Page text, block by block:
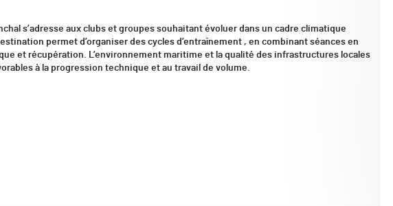
s’adresse aux clubs et groupes souhaitant évoluer dans un cadre climatique
permet d’organiser des cycles d’entraînement , en combinant séances en
et récupération. L’environnement maritime et la qualité des infrastructures locales
à la progression technique et au travail de volume.